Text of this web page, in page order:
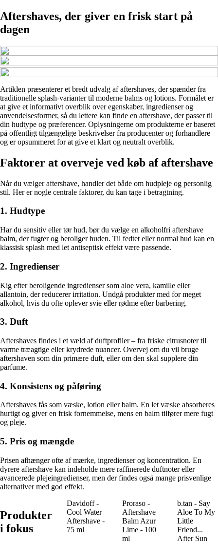
Aftershaves, der giver en frisk start på
dagen
Artiklen præsenterer et bredt udvalg af aftershaves, der spænder fra
traditionelle splash-varianter til moderne balms og lotions. Formålet er
at give et informativt overblik over egenskaber, ingredienser og
anvendelsesformer, så du lettere kan finde en aftershave, der passer til
din hudtype og præferencer. Oplysningerne om produkterne er baseret
på offentligt tilgængelige beskrivelser fra producenter og forhandlere
og er opsummeret for at give et klart og neutralt overblik.
Faktorer at overveje ved køb af aftershave
Når du vælger aftershave, handler det både om hudpleje og personlig
stil. Her er nogle centrale faktorer, du kan tage i betragtning.
1. Hudtype
Har du sensitiv eller tør hud, bør du vælge en alkoholfri aftershave
balm, der fugter og beroliger huden. Til fedtet eller normal hud kan en
klassisk splash med let antiseptisk effekt være passende.
2. Ingredienser
Kig efter beroligende ingredienser som aloe vera, kamille eller
allantoin, der reducerer irritation. Undgå produkter med for meget
alkohol, hvis du ofte oplever svie eller rødme efter barbering.
3. Duft
Aftershaves findes i et væld af duftprofiler – fra friske citrusnoter til
varme træagtige eller krydrede nuancer. Overvej om du vil bruge
aftershaven som din primære duft, eller om den skal supplere din
parfume.
4. Konsistens og påføring
Aftershaves fås som væske, lotion eller balm. En let væske absorberes
hurtigt og giver en frisk fornemmelse, mens en balm tilfører mere fugt
og pleje.
5. Pris og mængde
Prisen afhænger ofte af mærke, ingredienser og koncentration. En
dyrere aftershave kan indeholde mere raffinerede duftnoter eller
avancerede plejeingredienser, men der findes også mange prisvenlige
alternativer med god effekt.
Produkter
i fokus
Davidoff -
Cool Water
Aftershave -
75 ml
Proraso -
Aftershave
Balm Azur
Lime - 100
ml
b.tan - Say
Aloe To My
Little
Friend...
After Sun